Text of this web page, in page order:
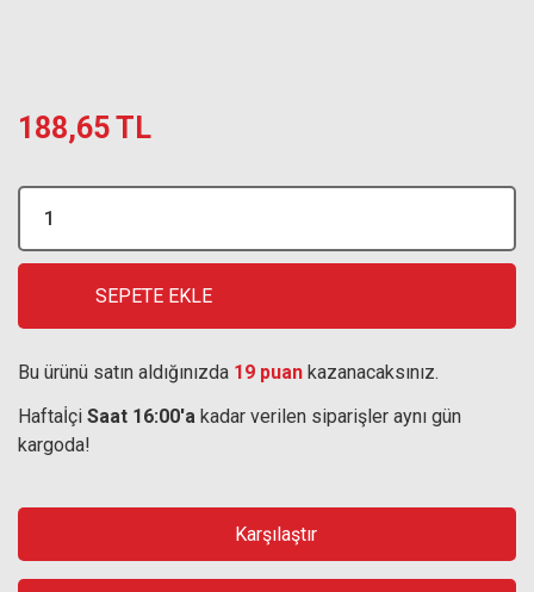
188,65 TL
SEPETE EKLE
Bu ürünü satın aldığınızda 19 puan kazanacaksınız.
Haftaİçi Saat 16:00'a kadar verilen siparişler aynı gün
kargoda!
Karşılaştır